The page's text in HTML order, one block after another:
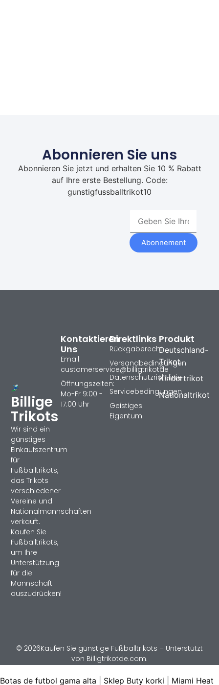
Abonnieren Sie uns
Abonnieren Sie jetzt und erhalten Sie 10 % Rabatt
auf Ihre erste Bestellung. Code:
gunstigfussballtrikot10
Abonnement
Billige
Trikots
Wir sind ein
günstiges
Einkaufszentrum
für
Fußballtrikots,
das Trikots
verschiedener
Vereine und
Nationalmannschaften
verkauft.
Kaufen Sie
Fußballtrikots,
um Ihre
Unterstützung
für die
Mannschaft
auszudrücken!
Produkt
Deutschland-
Trikot
Kindertrikot
Nationaltrikot
Direktlinks
Rückgaberecht
Versandbedingungen
Datenschutzrichtlinie
Servicebedingungen
Geistiges
Eigentum
Kontaktieren
Uns
Email:
customerservice@billigtrikotde
Öffnungszeiten:
Mo-Fr 9:00 -
17:00 Uhr
© 2026Kaufen Sie günstige Fußballtrikots – Unterstützt
von Billigtrikotde.com.
Botas de futbol gama alta Sklep Buty korki Miami Heat